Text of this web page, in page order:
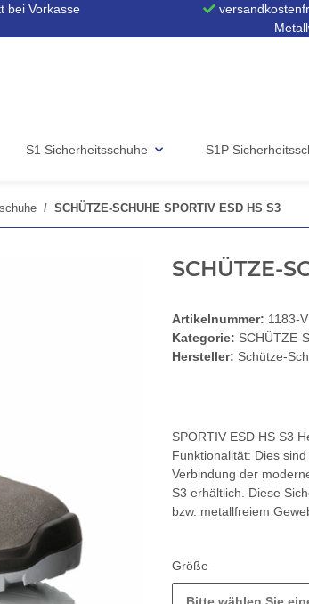
bei Vorkasse
S1 Sicherheitsschuhe S1P
SCHÜTZE-SCHUHE SPORTIV ESD HS S3
SCHÜTZE-
Artikelnummer: 1183-V
Kategorie: SCHÜTZE-
Hersteller: Schütze-
SPORTIV ESD HS S3
Funktionalität: Dies
Verbindung der
S3 erhältlich. Diese
bzw. metallfreiem
Größe
Bitte wählen Sie